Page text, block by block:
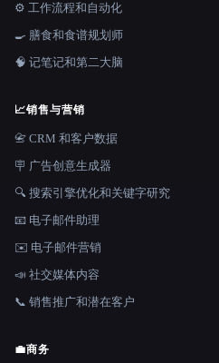
⚙️ 工作流程和自动化
🍳 膳食和食谱规划师
🧠 记笔记和第二大脑
📈销售与营销
📇 CRM 和客户数据
🪧 广告创意生成器
🔍 搜索引擎优化和关键字研究
📧 电子邮件助理
✉️ 电子邮件营销
📣 社交媒体内容
📞 销售推广和潜在客户
💼商务